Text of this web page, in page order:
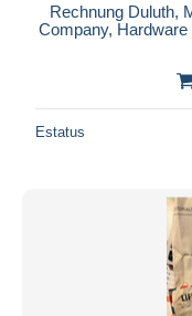
Rechnung Duluth,
Company,
Estatus